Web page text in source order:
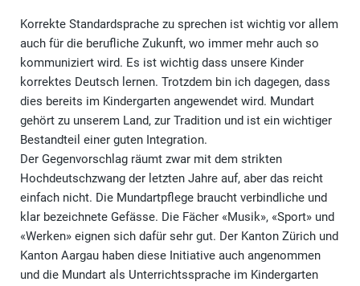
Korrekte Standardsprache zu sprechen ist wichtig vor allem
auch für die berufliche Zukunft, wo immer mehr auch so
kommuniziert wird. Es ist wichtig dass unsere Kinder
korrektes Deutsch lernen. Trotzdem bin ich dagegen, dass
dies bereits im Kindergarten angewendet wird. Mundart
gehört zu unserem Land, zur Tradition und ist ein wichtiger
Bestandteil einer guten Integration.
Der Gegenvorschlag räumt zwar mit dem strikten
Hochdeutschzwang der letzten Jahre auf, aber das reicht
einfach nicht. Die Mundartpflege braucht verbindliche und
klar bezeichnete Gefässe. Die Fächer «Musik», «Sport» und
«Werken» eignen sich dafür sehr gut. Der Kanton Zürich und
Kanton Aargau haben diese Initiative auch angenommen
und die Mundart als Unterrichtssprache im Kindergarten